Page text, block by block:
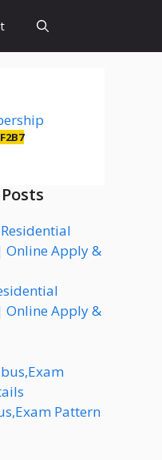
Online Apply &
Pattern